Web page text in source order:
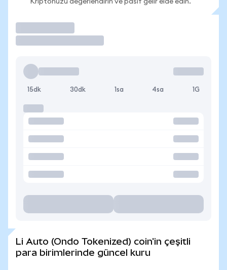
Kriptonuzu değerlendirin ve pasif gelir elde edin.
15dk 30dk 1sa 4sa 1G
Li Auto (Ondo Tokenized) coin'in çeşitli
para birimlerinde güncel kuru